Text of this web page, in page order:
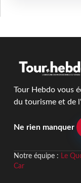
Tour Hebdo vous
du tourisme et de
Ne rien manquer
Notre équipe : Le
Car